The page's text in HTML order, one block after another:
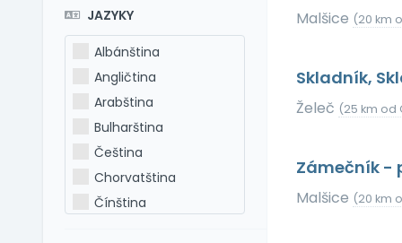
JAZYKY
Albánština
Angličtina
Arabština
Bulharština
Čeština
Chorvatština
Čínština
Malšice (20 km
Skladník,
Želeč (25 km od
Zámečník -
Malšice (20 km